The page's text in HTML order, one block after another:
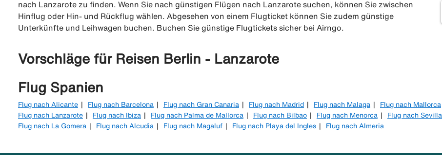
nach Lanzarote zu finden. Wenn Sie nach günstigen Flügen nach Lanzarote suchen, können Sie zwischen
Hinflug oder Hin- und Rückflug wählen. Abgesehen von einem Flugticket können Sie zudem günstige
Unterkünfte und Leihwagen buchen. Buchen Sie günstige Flugtickets sicher bei Airngo.
Vorschläge für Reisen Berlin - Lanzarote
Flug Spanien
Flug nach Alicante Flug nach Barcelona Flug nach Gran Canaria Flug nach Madrid Flug nach Malaga Flug nach Mallorca
Flug nach Lanzarote
Flug nach Ibiza Flug nach Palma de Mallorca Flug nach Bilbao Flug nach Menorca Flug nach Sevilla
Flug nach La Gomera
Flug nach Alcudia Flug nach Magaluf Flug nach Playa del Ingles Flug nach Almeria